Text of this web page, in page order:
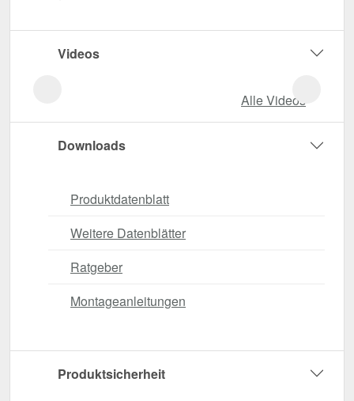
Videos
Alle Videos
Downloads
Produktdatenblatt
Weitere Datenblätter
Ratgeber
Montageanleitungen
Produktsicherheit